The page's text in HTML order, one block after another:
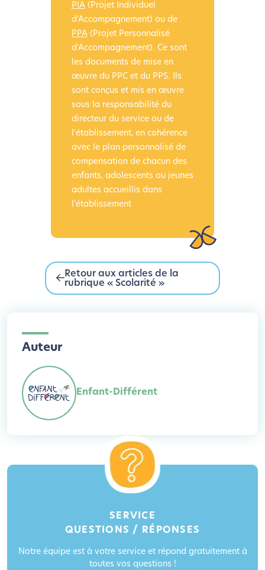
PIA(Projet Individuel
d'Accompagnement) ou de
PPA(Projet Personnalisé
d'Accompagnement). Ce sont
les documents de mise en
œuvre du PPC et du PPS. Ils
sont conçus et mis en œuvre
sous la responsabilité du
directeur du service ou de
l'établissement, en cohérence
avec le plan personnalisé de
compensation de chacun des
enfants, adolescents ou jeunes
adultes accueillis dans
l'établissement
Retour aux articles de la
rubrique « Scolarité »
Auteur
Enfant-Différent
SERVICE
QUESTIONS / RÉPONSES
Notre équipe est à votre service et répond gratuitement à
toutes vos questions !